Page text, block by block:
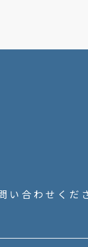
い合わせくだ